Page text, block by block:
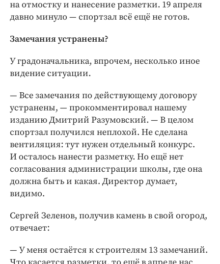
на отмостку и нанесение разметки. 19 апреля
давно минуло — ​спортзал всё ещё не готов.
Замечания устранены?
У градоначальника, впрочем, несколько иное
видение ситуации.
— Все замечания по действующему договору
устранены, — ​прокомментировал нашему
изданию Дмитрий Разу­мовский. — ​В целом
спортзал получился неплохой. Не сделана
вентиляция: тут нужен отдельный конкурс.
И осталось нанести разметку. Но ещё нет
согласования администрации школы, где она
должна быть и какая. Директор думает,
видимо.
Сергей Зеленов, получив камень в свой огород,
отвечает:
— У меня остаётся к строителям 13 замечаний.